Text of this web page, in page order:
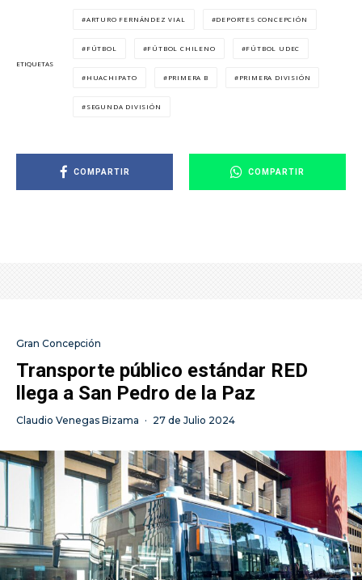
ETIQUETAS
ARTURO FERNÁNDEZ VIAL DEPORTES CONCEPCIÓN
FÚTBOL FÚTBOL CHILENO FÚTBOL UDEC
HUACHIPATO PRIMERA B PRIMERA DIVISIÓN
SEGUNDA DIVISIÓN
COMPARTIR COMPARTIR
Gran Concepción
Transporte público estándar RED
llega a San Pedro de la Paz
Claudio Venegas Bizama · 27 de Julio 2024